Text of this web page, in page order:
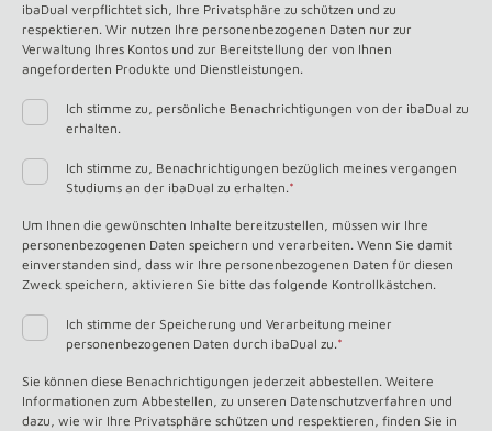
ibaDual verpflichtet sich, Ihre Privatsphäre zu schützen und zu
respektieren. Wir nutzen Ihre personenbezogenen Daten nur zur
Verwaltung Ihres Kontos und zur Bereitstellung der von Ihnen
angeforderten Produkte und Dienstleistungen.
Ich stimme zu, persönliche Benachrichtigungen von der ibaDual zu
erhalten.
Ich stimme zu, Benachrichtigungen bezüglich meines vergangen
Studiums an der ibaDual zu erhalten.*
Um Ihnen die gewünschten Inhalte bereitzustellen, müssen wir Ihre
personenbezogenen Daten speichern und verarbeiten. Wenn Sie damit
einverstanden sind, dass wir Ihre personenbezogenen Daten für diesen
Zweck speichern, aktivieren Sie bitte das folgende Kontrollkästchen.
Ich stimme der Speicherung und Verarbeitung meiner
personenbezogenen Daten durch ibaDual zu.*
Sie können diese Benachrichtigungen jederzeit abbestellen. Weitere
Informationen zum Abbestellen, zu unseren Datenschutzverfahren und
dazu, wie wir Ihre Privatsphäre schützen und respektieren, finden Sie in